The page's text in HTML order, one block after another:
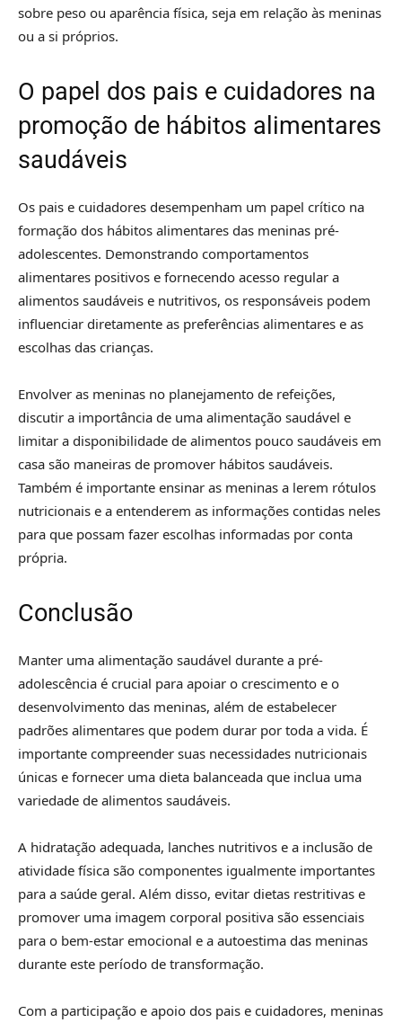
sobre peso ou aparência física, seja em relação às meninas
ou a si próprios.
O papel dos pais e cuidadores na
promoção de hábitos alimentares
saudáveis
Os pais e cuidadores desempenham um papel crítico na
formação dos hábitos alimentares das meninas pré-
adolescentes. Demonstrando comportamentos
alimentares positivos e fornecendo acesso regular a
alimentos saudáveis e nutritivos, os responsáveis podem
influenciar diretamente as preferências alimentares e as
escolhas das crianças.
Envolver as meninas no planejamento de refeições,
discutir a importância de uma alimentação saudável e
limitar a disponibilidade de alimentos pouco saudáveis em
casa são maneiras de promover hábitos saudáveis.
Também é importante ensinar as meninas a lerem rótulos
nutricionais e a entenderem as informações contidas neles
para que possam fazer escolhas informadas por conta
própria.
Conclusão
Manter uma alimentação saudável durante a pré-
adolescência é crucial para apoiar o crescimento e o
desenvolvimento das meninas, além de estabelecer
padrões alimentares que podem durar por toda a vida. É
importante compreender suas necessidades nutricionais
únicas e fornecer uma dieta balanceada que inclua uma
variedade de alimentos saudáveis.
A hidratação adequada, lanches nutritivos e a inclusão de
atividade física são componentes igualmente importantes
para a saúde geral. Além disso, evitar dietas restritivas e
promover uma imagem corporal positiva são essenciais
para o bem-estar emocional e a autoestima das meninas
durante este período de transformação.
Com a participação e apoio dos pais e cuidadores, meninas